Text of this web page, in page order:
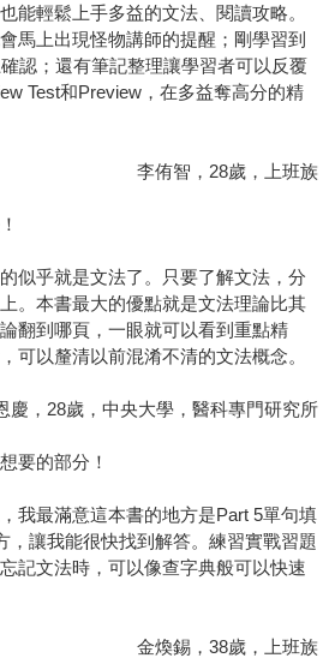
能輕鬆上手多益的文法、閱讀攻略。
馬上出現怪物講師的提醒；剛學習到
認；還有筆記整理讓學習者可以反覆
Test和Preview，在多益奪高分的精
李侑智，28歲，上班族
似乎就是文法了。只要了解文法，分
。本書最大的優點就是文法理論比其
翻到哪頁，一眼就可以看到重點精
可以釐清以前混淆不清的文法概念。
慶，28歲，中央大學，醫科專門研究所
要的部分！
我最滿意這本書的地方是Part 5單句填
，讓我能很快找到解答。練習實戰習題
記文法時，可以像查字典般可以快速
金煥錫，38歲，上班族